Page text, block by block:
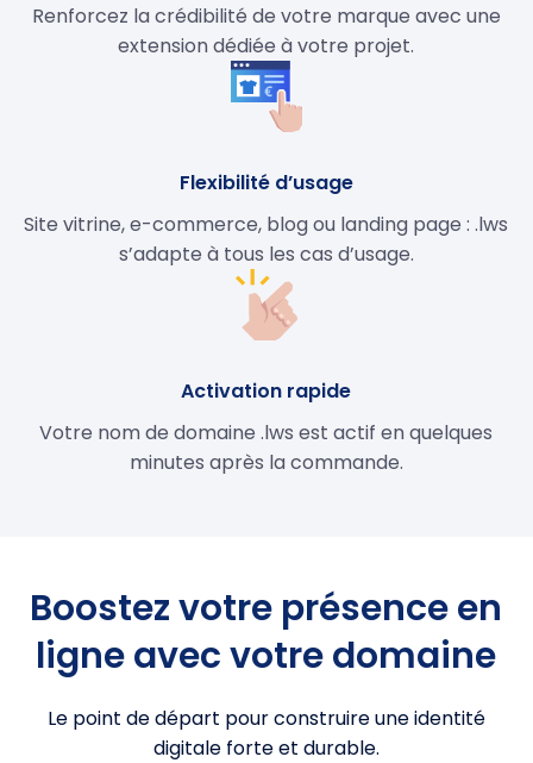
Renforcez la crédibilité de votre marque avec une
extension dédiée à votre projet.
Flexibilité d’usage
Site vitrine, e-commerce, blog ou landing page : .lws
s’adapte à tous les cas d’usage.
Activation rapide
Votre nom de domaine .lws est actif en quelques
minutes après la commande.
Boostez votre présence en
ligne avec votre domaine
Le point de départ pour construire une identité
digitale forte et durable.